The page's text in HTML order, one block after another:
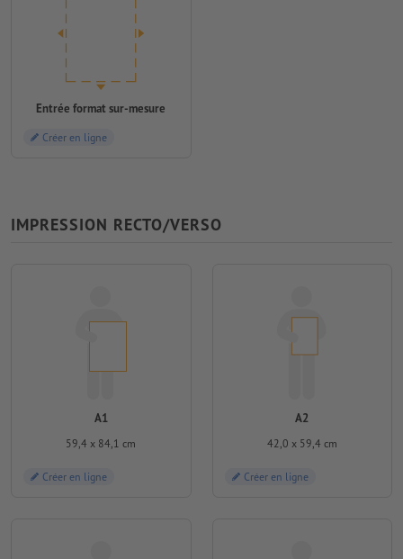
Entrée format sur-mesure
Créer en ligne
IMPRESSION RECTO/VERSO
A1
59,4 x 84,1 cm
Créer en ligne
A2
42,0 x 59,4 cm
Créer en ligne